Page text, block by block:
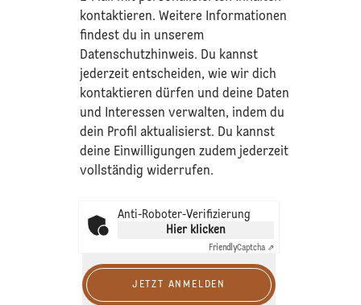
kontaktieren. Weitere Informationen
findest du in unserem
Datenschutzhinweis. Du kannst
jederzeit entscheiden, wie wir dich
kontaktieren dürfen und deine Daten
und Interessen verwalten, indem du
dein Profil aktualisierst. Du kannst
deine Einwilligungen zudem jederzeit
vollständig widerrufen.
Anti-Roboter-Verifizierung
Hier klicken
FriendlyCaptcha ⇗
JETZT ANMELDEN